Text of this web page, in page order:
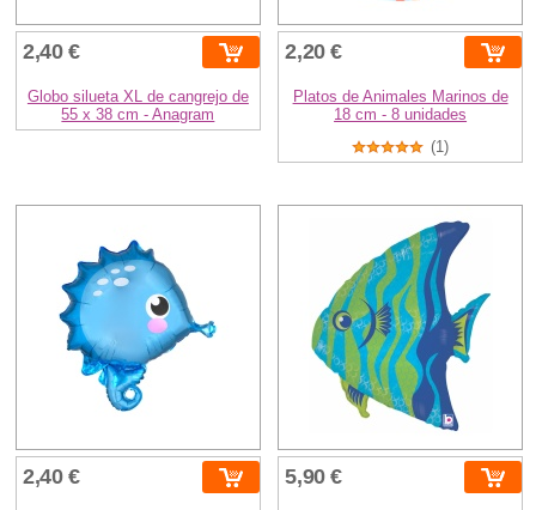
2,40 €
Globo silueta XL de cangrejo de
55 x 38 cm - Anagram
2,20 €
Platos de Animales Marinos de
18 cm - 8 unidades
(1)
2,40 € 5,90 €